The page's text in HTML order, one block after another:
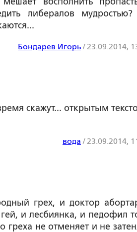
либералов
Бондарев Игорь/ 23.09.2014,
скажут... открытым
вода / 23.09.2014,
грех, и доктор
и лесбиянка, и педофил
не отменяет и не